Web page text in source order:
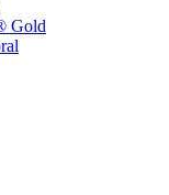
Gold